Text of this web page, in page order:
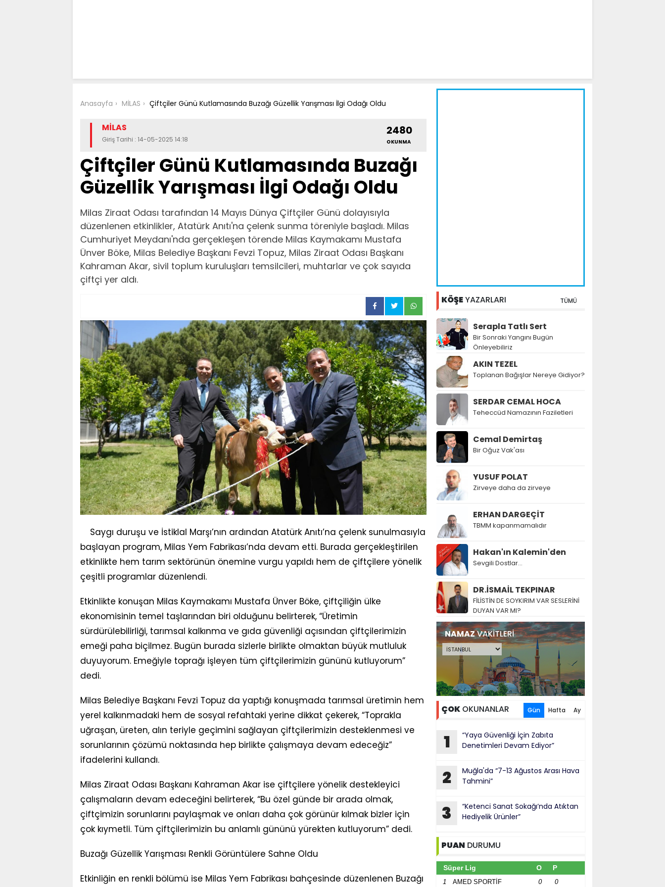
Anasayfa MİLAS Çiftçiler Günü Kutlamasında Buzağı Güzellik Yarışması İlgi Odağı Oldu
MİLAS
Giriş Tarihi : 14-05-2025 14:18
2480
OKUNMA
Çiftçiler Günü Kutlamasında Buzağı
Güzellik Yarışması İlgi Odağı Oldu
Milas Ziraat Odası tarafından 14 Mayıs Dünya Çiftçiler Günü dolayısıyla
düzenlenen etkinlikler, Atatürk Anıtı'na çelenk sunma töreniyle başladı. Milas
Cumhuriyet Meydanı'nda gerçekleşen törende Milas Kaymakamı Mustafa
Ünver Böke, Milas Belediye Başkanı Fevzi Topuz, Milas Ziraat Odası Başkanı
Kahraman Akar, sivil toplum kuruluşları temsilcileri, muhtarlar ve çok sayıda
çiftçi yer aldı.
Saygı duruşu ve İstiklal Marşı’nın ardından Atatürk Anıtı’na çelenk sunulmasıyla
başlayan program, Milas Yem Fabrikası’nda devam etti. Burada gerçekleştirilen
etkinlikte hem tarım sektörünün önemine vurgu yapıldı hem de çiftçilere yönelik
çeşitli programlar düzenlendi.
Etkinlikte konuşan Milas Kaymakamı Mustafa Ünver Böke, çiftçiliğin ülke
ekonomisinin temel taşlarından biri olduğunu belirterek, “Üretimin
sürdürülebilirliği, tarımsal kalkınma ve gıda güvenliği açısından çiftçilerimizin
emeği paha biçilmez. Bugün burada sizlerle birlikte olmaktan büyük mutluluk
duyuyorum. Emeğiyle toprağı işleyen tüm çiftçilerimizin gününü kutluyorum”
dedi.
Milas Belediye Başkanı Fevzi Topuz da yaptığı konuşmada tarımsal üretimin hem
yerel kalkınmadaki hem de sosyal refahtaki yerine dikkat çekerek, “Toprakla
uğraşan, üreten, alın teriyle geçimini sağlayan çiftçilerimizin desteklenmesi ve
sorunlarının çözümü noktasında hep birlikte çalışmaya devam edeceğiz”
ifadelerini kullandı.
Milas Ziraat Odası Başkanı Kahraman Akar ise çiftçilere yönelik destekleyici
çalışmaların devam edeceğini belirterek, “Bu özel günde bir arada olmak,
çiftçimizin sorunlarını paylaşmak ve onları daha çok görünür kılmak bizler için
çok kıymetli. Tüm çiftçilerimizin bu anlamlı gününü yürekten kutluyorum” dedi.
Buzağı Güzellik Yarışması Renkli Görüntülere Sahne Oldu
Etkinliğin en renkli bölümü ise Milas Yem Fabrikası bahçesinde düzenlenen Buzağı
KÖŞEYAZARLARI TÜMÜ
Serapla Tatlı Sert
Bir Sonraki Yangını Bugün
Önleyebiliriz
AKIN TEZEL
Toplanan Bağışlar Nereye Gidiyor?
SERDAR CEMAL HOCA
Teheccüd Namazının Faziletleri
Cemal Demirtaş
Bir Oğuz Vak'ası
YUSUF POLAT
Zirveye daha da zirveye
ERHAN DARGEÇİT
TBMM kapanmamalıdır
Hakan'ın Kalemin'den
Sevgili Dostlar...
DR.İSMAİL TEKPINAR
FİLİSTİN DE SOYKIRIM VAR SESLERİNİ
DUYAN VAR MI?
NAMAZVAKİTLERİ
ÇOK OKUNANLAR Gün Hafta Ay
1
“Yaya Güvenliği İçin Zabıta
Denetimleri Devam Ediyor”
2
Muğla'da “7-13 Ağustos Arası Hava
Tahmini”
3
“Ketenci Sanat Sokağı’nda Atıktan
Hediyelik Ürünler”
PUAN DURUMU
Süper Lig O P
1
AMED SPORTİF
0 0